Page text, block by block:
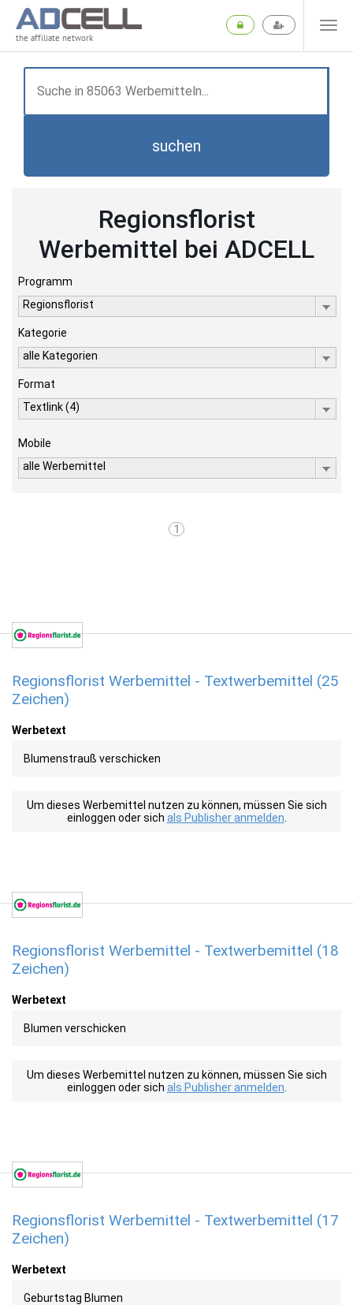
the affiliate network
suchen
Regionsflorist
Werbemittel bei ADCELL
Programm
Regionsflorist
Kategorie
alle Kategorien
Format
Textlink (4)
Mobile
alle Werbemittel
1
Regionsflorist Werbemittel - Textwerbemittel (25
Zeichen)
Werbetext
Blumenstrauß verschicken
Um dieses Werbemittel nutzen zu können, müssen Sie sich
einloggen oder sich als Publisher anmelden
Regionsflorist Werbemittel - Textwerbemittel (18
Zeichen)
Werbetext
Blumen verschicken
Um dieses Werbemittel nutzen zu können, müssen Sie sich
einloggen oder sich als Publisher anmelden
Regionsflorist Werbemittel - Textwerbemittel (17
Zeichen)
Werbetext
Geburtstag Blumen